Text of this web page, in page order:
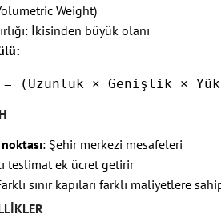
Weight)
İkisinden büyük olanı
= (Uzunluk × Genişlik ×
: Şehir merkezi mesafeleri
teslimat ek ücret getirir
sınır kapıları farklı maliyetlere